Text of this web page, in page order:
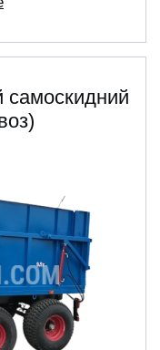
самоскидний